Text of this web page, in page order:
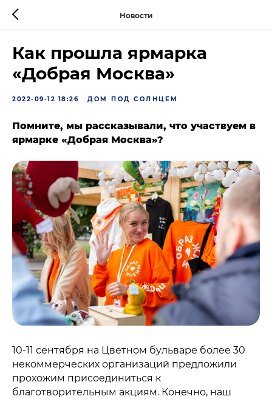
Новости
Как прошла ярмарка
«Добрая Москва»
2022-09-12 18:26 ДОМ ПОД СОЛНЦЕМ
Помните, мы рассказывали, что участвуем в
ярмарке «Добрая Москва»?
10-11 сентября на Цветном бульваре более 30
некоммерческих организаций предложили
прохожим присоединиться к
благотворительным акциям. Конечно, наш